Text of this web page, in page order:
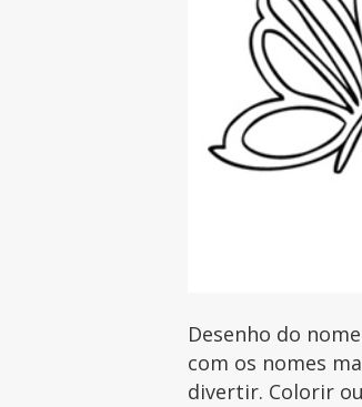
Desenho do
com os nomes
divertir. Colorir